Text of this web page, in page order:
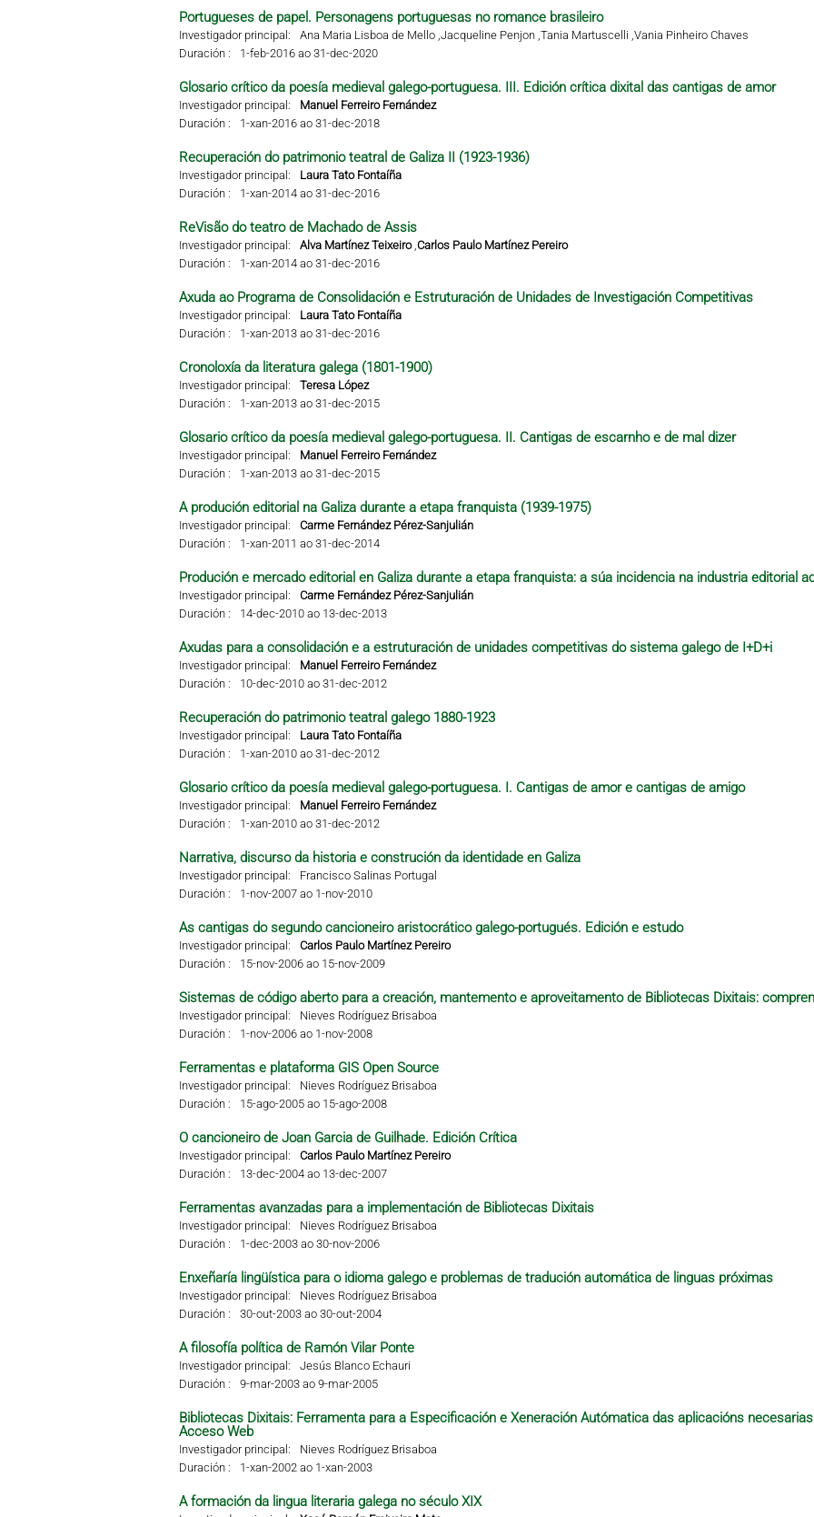
Portugueses de papel. Personagens portuguesas no romance brasileiro
Investigador principal: Ana Maria Lisboa de Mello ,Jacqueline Penjon ,Tania Martuscelli ,Vania Pinheiro Chaves
Duración :
1-feb-2016 ao 31-dec-2020
Glosario crítico da poesía medieval galego-portuguesa. III. Edición crítica dixital das cantigas de amor
Investigador principal:
Manuel Ferreiro Fernández
Duración :
1-xan-2016 ao 31-dec-2018
Recuperación do patrimonio teatral de Galiza II (1923-1936)
Investigador principal:
Laura Tato Fontaíña
Duración :
1-xan-2014 ao 31-dec-2016
ReVisão do teatro de Machado de Assis
Investigador principal: Alva Martínez Teixeiro,Carlos Paulo Martínez Pereiro
Duración :
1-xan-2014 ao 31-dec-2016
Axuda ao Programa de Consolidación e Estruturación de Unidades de Investigación Competitivas
Investigador principal:
Laura Tato Fontaíña
Duración :
1-xan-2013 ao 31-dec-2016
Cronoloxía da literatura galega (1801-1900)
Investigador principal:
Teresa López
Duración :
1-xan-2013 ao 31-dec-2015
Glosario crítico da poesía medieval galego-portuguesa. II. Cantigas de escarnho e de mal dizer
Investigador principal:
Manuel Ferreiro Fernández
Duración :
1-xan-2013 ao 31-dec-2015
A produción editorial na Galiza durante a etapa franquista (1939-1975)
Investigador principal:
Carme Fernández Pérez-Sanjulián
Duración :
1-xan-2011 ao 31-dec-2014
Produción e mercado editorial en Galiza durante a etapa franquista: a súa incidencia na industria editorial
Investigador principal:
Carme Fernández Pérez-Sanjulián
Duración :
14-dec-2010 ao 13-dec-2013
Axudas para a consolidación e a estruturación de unidades competitivas do sistema galego de I+D+i
Investigador principal:
Manuel Ferreiro Fernández
Duración :
10-dec-2010 ao 31-dec-2012
Recuperación do patrimonio teatral galego 1880-1923
Investigador principal:
Laura Tato Fontaíña
Duración :
1-xan-2010 ao 31-dec-2012
Glosario crítico da poesía medieval galego-portuguesa. I. Cantigas de amor e cantigas de amigo
Investigador principal:
Manuel Ferreiro Fernández
Duración :
1-xan-2010 ao 31-dec-2012
Narrativa, discurso da historia e construción da identidade en Galiza
Investigador principal:
Francisco Salinas Portugal
Duración :
1-nov-2007 ao 1-nov-2010
As cantigas do segundo cancioneiro aristocrático galego-portugués. Edición e estudo
Investigador principal:
Carlos Paulo Martínez Pereiro
Duración :
15-nov-2006 ao 15-nov-2009
Sistemas de código aberto para a creación, mantemento e aproveitamento de Bibliotecas Dixitais:
Investigador principal:
Nieves Rodríguez Brisaboa
Duración :
1-nov-2006 ao 1-nov-2008
Ferramentas e plataforma GIS Open Source
Investigador principal:
Nieves Rodríguez Brisaboa
Duración :
15-ago-2005 ao 15-ago-2008
O cancioneiro de Joan Garcia de Guilhade. Edición Crítica
Investigador principal:
Carlos Paulo Martínez Pereiro
Duración :
13-dec-2004 ao 13-dec-2007
Ferramentas avanzadas para a implementación de Bibliotecas Dixitais
Investigador principal:
Nieves Rodríguez Brisaboa
Duración :
1-dec-2003 ao 30-nov-2006
Enxeñaría lingüística para o idioma galego e problemas de tradución automática de linguas próximas
Investigador principal:
Nieves Rodríguez Brisaboa
Duración :
30-out-2003 ao 30-out-2004
A filosofía política de Ramón Vilar Ponte
Investigador principal:
Jesús Blanco Echauri
Duración :
9-mar-2003 ao 9-mar-2005
Bibliotecas Dixitais: Ferramenta para a Especificación e Xeneración Autómatica das aplicacións
Acceso Web
Investigador principal:
Nieves Rodríguez Brisaboa
Duración :
1-xan-2002 ao 1-xan-2003
A formación da lingua literaria galega no século XIX